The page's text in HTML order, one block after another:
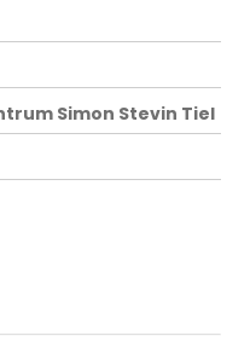
Simon Stevin Tiel